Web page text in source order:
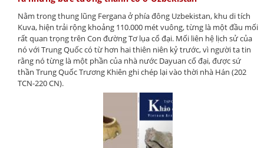
Nằm trong thung lũng Fergana ở phía đông Uzbekistan, khu di tích
Kuva, hiện trải rộng khoảng 110.000 mét vuông, từng là một đầu mối
rất quan trọng trên Con đường Tơ lụa cổ đại. Mối liên hệ lịch sử của
nó với Trung Quốc có từ hơn hai thiên niên kỷ trước, vì người ta tin
rằng nó từng là một phần của nhà nước Dayuan cổ đại, được sứ
thần Trung Quốc Trương Khiên ghi chép lại vào thời nhà Hán (202
TCN-220 CN).